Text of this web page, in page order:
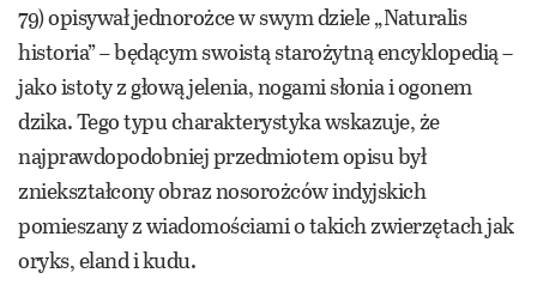
79) opisywał jednorożce w swym dziele „Naturalis
historia”–będącym swoistą starożytną encyklopedią –
jako istoty z głową jelenia, nogami słonia i ogonem
dzika. Tego typu charakterystyka wskazuje, że
najprawdopodobniej przedmiotem opisu był
zniekształcony obraz nosorożców indyjskich
pomieszany z wiadomościami o takich zwierzętach jak
oryks, eland i kudu.